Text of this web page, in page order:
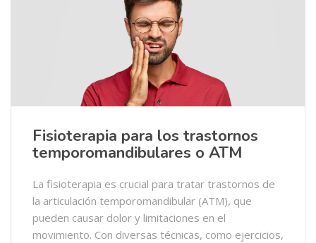
Fisioterapia para los trastornos
temporomandibulares o ATM
La fisioterapia es crucial para tratar trastornos de
la articulación temporomandibular (ATM), que
pueden causar dolor y limitaciones en el
movimiento. Con diversas técnicas, como ejercicios,